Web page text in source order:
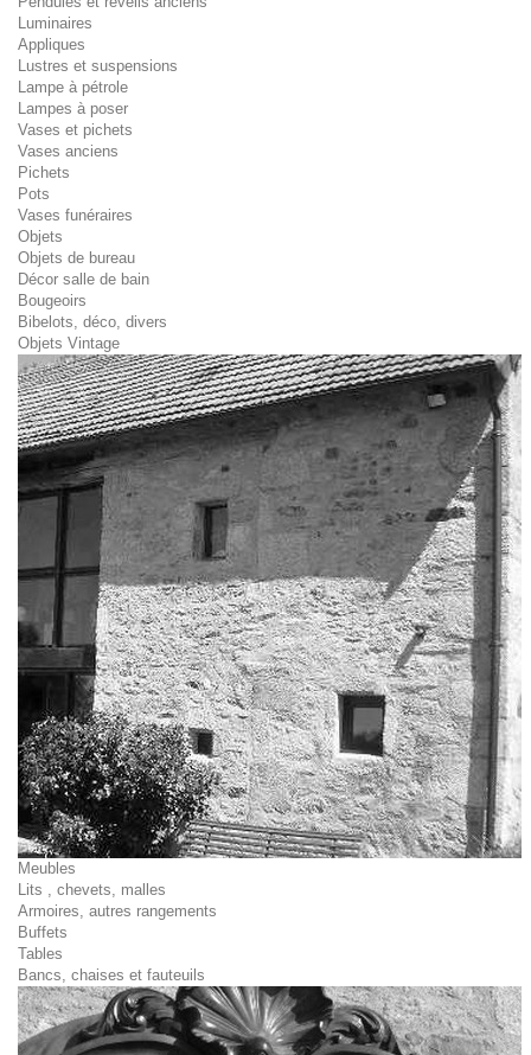
Luminaires
Appliques
Lustres et suspensions
Lampe à pétrole
Lampes à poser
Vases et pichets
Vases anciens
Pichets
Pots
Vases funéraires
Objets
Objets de bureau
Décor salle de bain
Bougeoirs
Bibelots, déco, divers
Objets Vintage
Meubles
Lits , chevets, malles
Armoires, autres rangements
Buffets
Tables
Bancs, chaises et fauteuils